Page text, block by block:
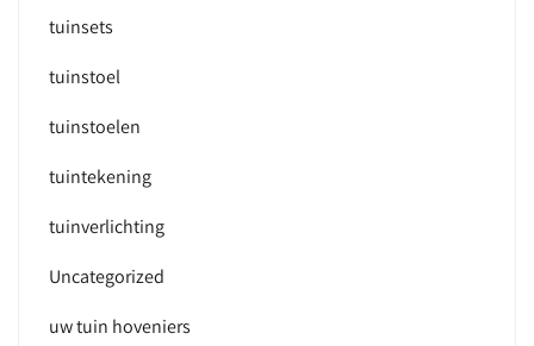
tuinsets
tuinstoel
tuinstoelen
tuintekening
tuinverlichting
Uncategorized
uw tuin hoveniers